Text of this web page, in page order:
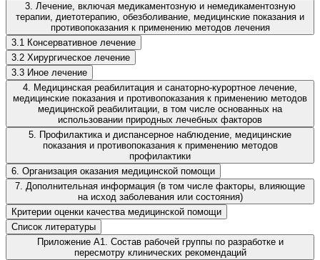
3. Лечение, включая медикаментозную и немедикаментозную
терапии, диетотерапию, обезболивание, медицинские показания и
противопоказания к применению методов лечения
3.1 Консервативное лечение
3.2 Хирургическое лечение
3.3 Иное лечение
4. Медицинская реабилитация и санаторно-курортное лечение,
медицинские показания и противопоказания к применению методов
медицинской реабилитации, в том числе основанных на
использовании природных лечебных факторов
5. Профилактика и диспансерное наблюдение, медицинские
показания и противопоказания к применению методов
профилактики
6. Организация оказания медицинской помощи
7. Дополнительная информация (в том числе факторы, влияющие
на исход заболевания или состояния)
Критерии оценки качества медицинской помощи
Список литературы
Приложение А1. Состав рабочей группы по разработке и
пересмотру клинических рекомендаций